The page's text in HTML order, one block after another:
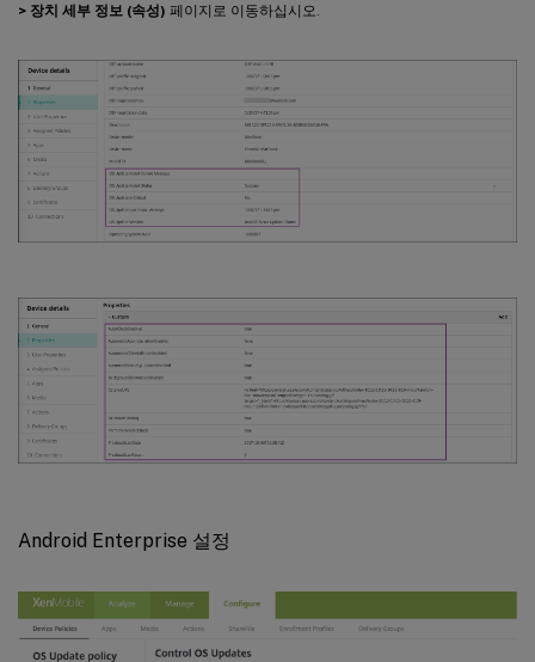
> 장치 세부 정보 (속성) 페이지로 이동하십시오.
Android Enterprise 설정